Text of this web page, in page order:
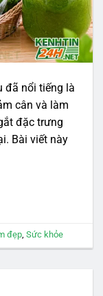
đã nổi tiếng là
cân và làm
đặc trưng
Bài viết này
đẹp,Sức khỏe